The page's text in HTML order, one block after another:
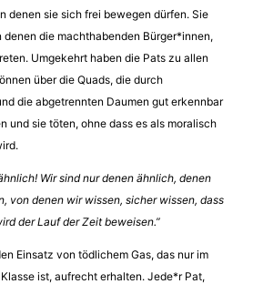
denen sie sich frei bewegen dürfen. Sie
die machthabenden Bürger*innen,
Umgekehrt haben die Pats zu allen
über die Quads, die durch
die abgetrennten Daumen gut erkennbar
und sie töten, ohne dass es als moralisch
Wir sind nur denen ähnlich, denen
von denen wir wissen, sicher wissen, dass
der Lauf der Zeit beweisen.”
Einsatz von tödlichem Gas, das nur im
ist, aufrecht erhalten. Jede*r Pat,